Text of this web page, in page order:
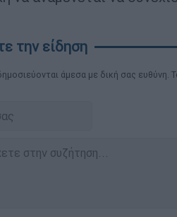
άμεσα με δική σας ευθύνη.